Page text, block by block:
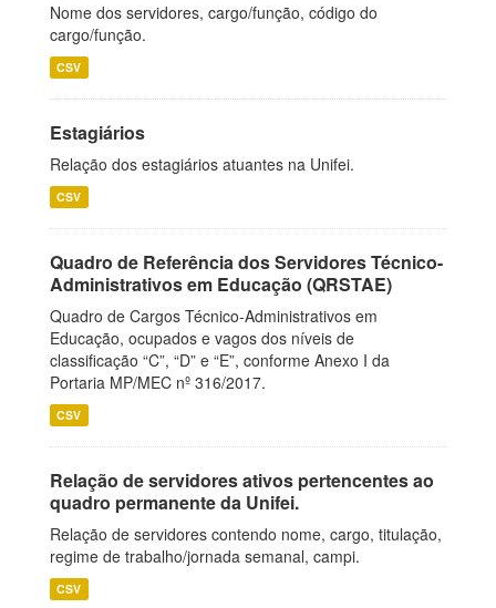
Nome dos servidores, cargo/função, código do
cargo/função.
CSV
Estagiários
Relação dos estagiários atuantes na Unifei.
CSV
Quadro de Referência dos Servidores Técnico-
Administrativos em Educação (QRSTAE)
Quadro de Cargos Técnico-Administrativos em
Educação, ocupados e vagos dos níveis de
classificação “C”, “D” e “E”, conforme Anexo I da
Portaria MP/MEC nº 316/2017.
CSV
Relação de servidores ativos pertencentes ao
quadro permanente da Unifei.
Relação de servidores contendo nome, cargo, titulação,
regime de trabalho/jornada semanal, campi.
CSV